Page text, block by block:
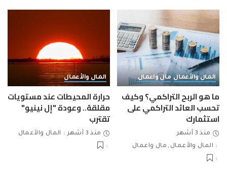
المال والأعمال مال واعمال
ما هو الربح التراكمي؟ وكيف
تحسب العائد التراكمي على
استثمارك
منذ 3 أشهر
المال والأعمال
مال واعمال
المال والأعمال
حرارة المحيطات عند مستويات
مقلقة.. وعودة "إل نينيو"
تقترب
منذ 3 أشهر المال والأعمال